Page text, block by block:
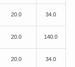
20.0 34.0
20.0 140.0
20.0 34.0